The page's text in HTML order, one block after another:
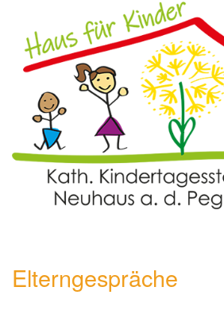
Elterngespräche